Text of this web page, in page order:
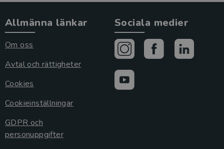
Allmänna länkar
Om oss
Avtal och rättigheter
Cookies
Cookieinställningar
GDPR och
personuppgifter
Sociala medier